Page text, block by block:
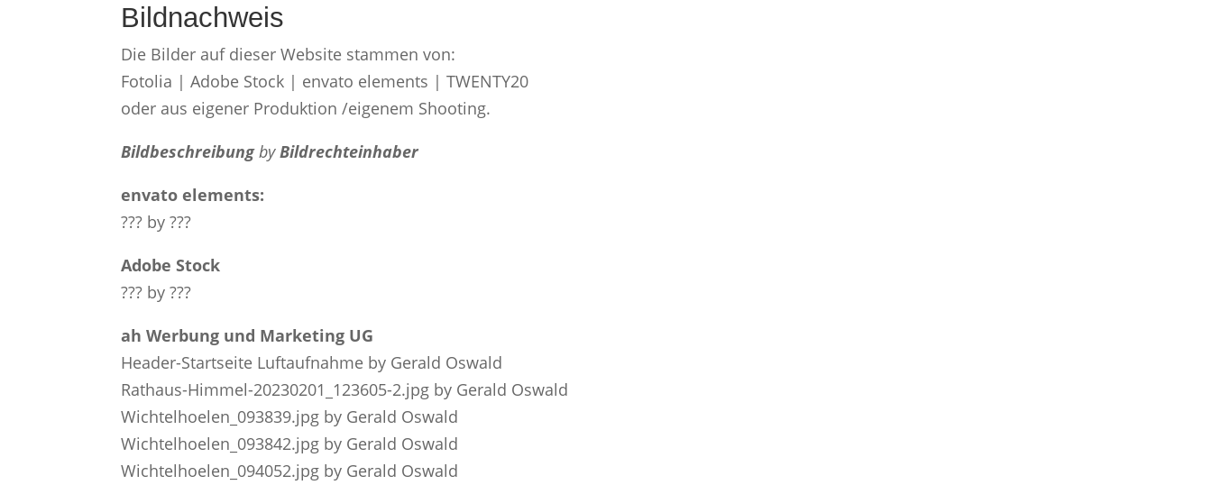
Bildnachweis
Die Bilder auf dieser Website stammen von:
Fotolia | Adobe Stock | envato elements | TWENTY20
oder aus eigener Produktion /eigenem Shooting.
BildbeschreibungbyBildrechteinhaber
envato elements:
??? by ???
Adobe Stock
??? by ???
ah Werbung und Marketing UG
Header-Startseite Luftaufnahme by Gerald Oswald
Rathaus-Himmel-20230201_123605-2.jpg by Gerald Oswald
Wichtelhoelen_093839.jpg by Gerald Oswald
Wichtelhoelen_093842.jpg by Gerald Oswald
Wichtelhoelen_094052.jpg by Gerald Oswald